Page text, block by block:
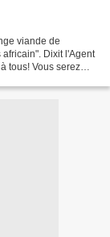
viande de
Dixit l'Agent
tous! Vous serez